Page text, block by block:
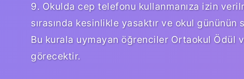
9. Okulda cep telefonu kullanmanıza izin
sırasında kesinlikle yasaktır ve okul gününün
Bu kurala uymayan öğrenciler Ortaokul Ödül
görecektir.